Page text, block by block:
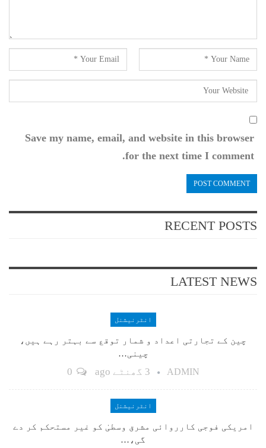
Save my name, email, and website in this browser
for the next time I comment.
RECENT POSTS
LATEST NEWS
انٹرنیشنل
چین کے تجارتی اعداد و شمار توقع سے بہتر رہے ہیں،
چینی…
ADMIN 3 گھنٹے ago
انٹرنیشنل
امریکی فوجی کارروائی مشرق وسطیٰ کو غیر مستحکم کر دے
گی،…